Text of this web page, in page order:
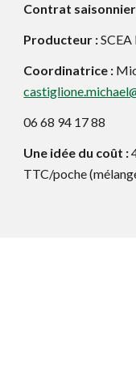
Contrat
Producteur :
Coordinatrice :
06 68 94 17 88
Une idée du coût :
TTC/poche